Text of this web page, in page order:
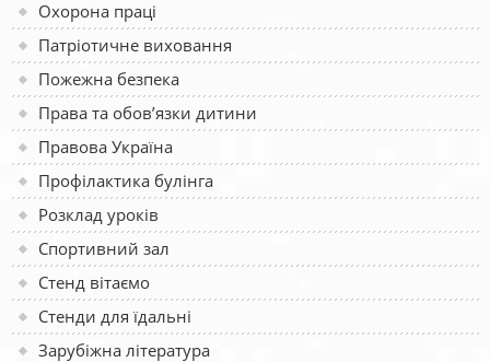
Охорона праці
Патріотичне виховання
Пожежна безпека
Права та обов’язки дитини
Правова Україна
Профілактика булінга
Розклад уроків
Спортивний зал
Стенд вітаємо
Стенди для їдальні
Зарубіжна література